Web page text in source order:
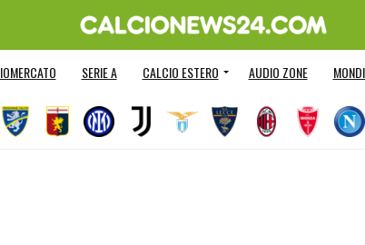
SERIE A CALCIO ESTERO AUDIO ZONE